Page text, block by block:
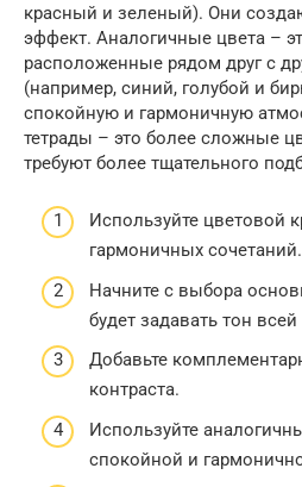
красный и зеленый). Они
эффект. Аналогичные цвета –
расположенные рядом друг с
(например, синий, голубой и
спокойную и гармоничную
тетрады – это более сложные
требуют более тщательного
Используйте цветовой
гармоничных сочетаний.
Начните с выбора
будет задавать тон
Добавьте
контраста.
Используйте
спокойной и